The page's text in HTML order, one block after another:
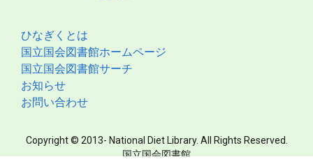
ひなぎくとは
国立国会図書館ホームページ
国立国会図書館サーチ
お知らせ
お問い合わせ
Copyright © 2013- National Diet Library. All Rights Reserved.